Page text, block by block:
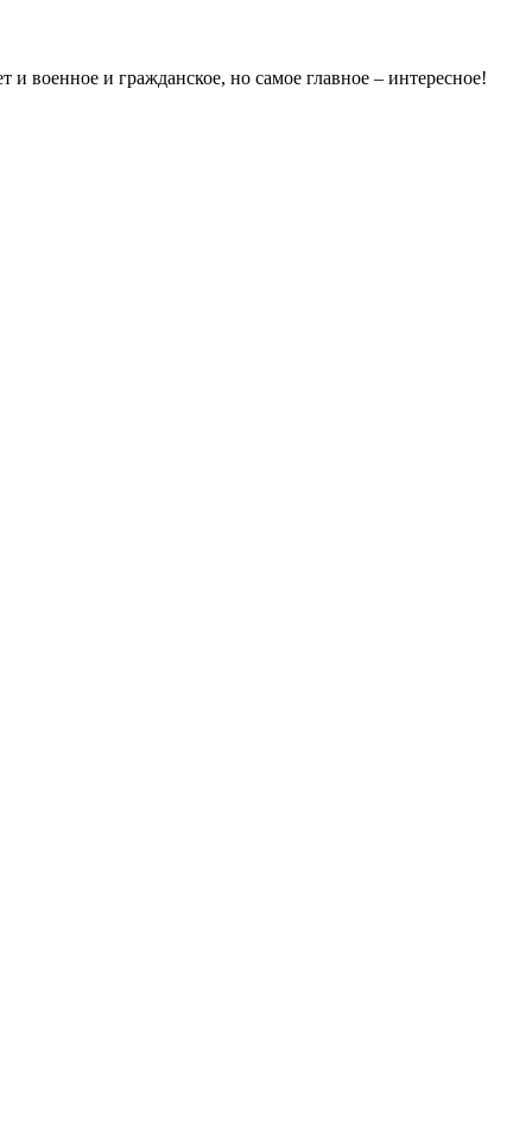
и военное и гражданское, но самое главное – интересное!